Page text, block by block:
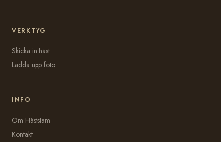
VERKTYG
Skicka in häst
Ladda upp foto
INFO
Om Häststam
Kontakt